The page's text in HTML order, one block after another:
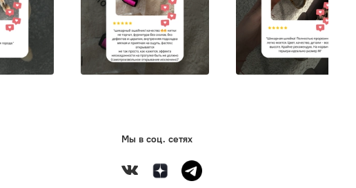
Подходит для щенков
Прочный и мягкий полиэстер
Не боится грязи и стирок в машинке
Не раздражает кожу
Двойная защита швовМы в соц. сетях